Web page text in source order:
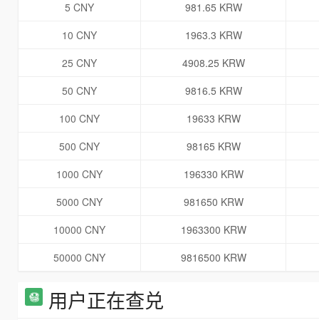
5 CNY
981.65 KRW
10 CNY
1963.3 KRW
25 CNY
4908.25 KRW
50 CNY
9816.5 KRW
100 CNY
19633 KRW
500 CNY
98165 KRW
1000 CNY
196330 KRW
5000 CNY
981650 KRW
10000 CNY
1963300 KRW
50000 CNY
9816500 KRW
用户正在查兑